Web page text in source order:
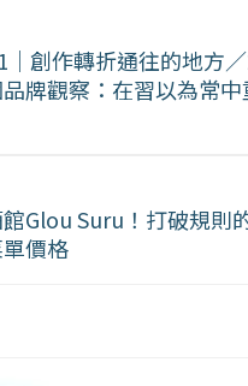
｜創作轉折通往的地方
牌觀察：在習以為常
Glou Suru！打破規則
價格